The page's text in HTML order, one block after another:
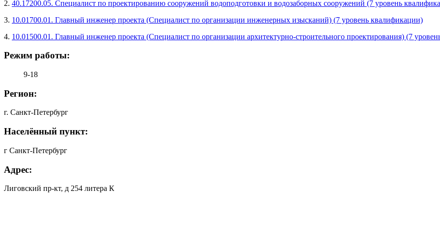
2. 40.17200.05. Специалист по проектированию сооружений водоподготовки и водозаборных сооружений (7 уровень
3. 10.01700.01. Главный инженер проекта (Специалист по организации инженерных изысканий) (7 уровень квалификации)
4. 10.01500.01. Главный инженер проекта (Специалист по организации архитектурно-строительного проектирования) (7
Режим работы:
9-18
Регион:
г. Санкт-Петербург
Населённый пункт:
г Санкт-Петербург
Адрес:
Лиговский пр-кт, д 254 литера К